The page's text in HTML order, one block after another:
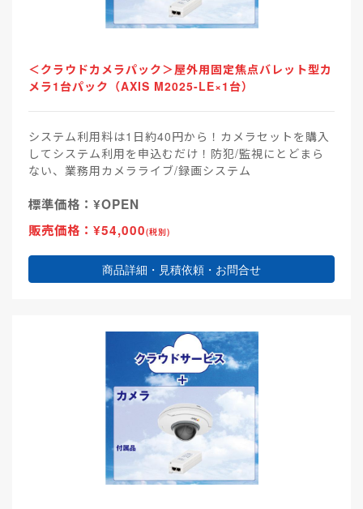
＜クラウドカメラパック＞屋外用固定焦点バレット型カ
メラ1台パック（AXIS M2025-LE×1台）
システム利用料は1日約40円から！カメラセットを購入
してシステム利用を申込むだけ！防犯/監視にとどまら
ない、業務用カメラライブ/録画システム
標準価格：¥OPEN
販売価格：¥54,000(税別)
商品詳細・見積依頼・お問合せ